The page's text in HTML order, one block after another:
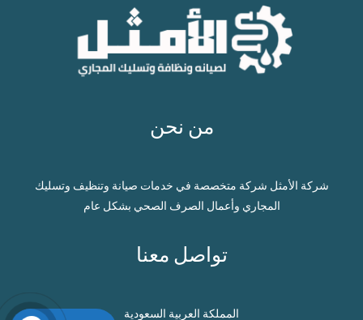
من نحن
شركة الأمثل شركة متخصصة في خدمات صيانة وتنظيف وتسليك
المجاري وأعمال الصرف الصحي بشكل عام
تواصل معنا
المملكة العربية السعودية